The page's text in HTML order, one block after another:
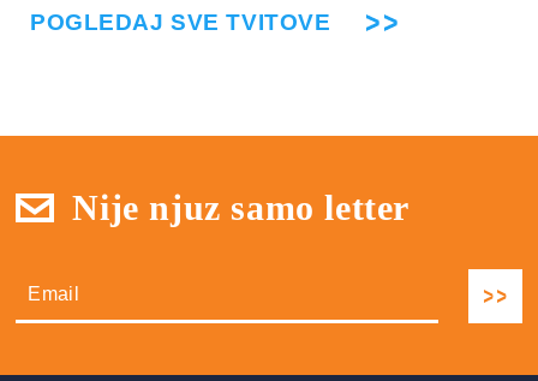
POGLEDAJ SVE TVITOVE
Nije njuz samo letter